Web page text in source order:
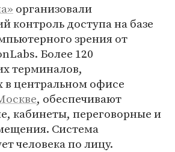
организовали
контроль доступа на базе
зрения от
Более 120
терминалов,
в центральном офисе
, обеспечивают
кабинеты, переговорные и
Система
человека по лицу.